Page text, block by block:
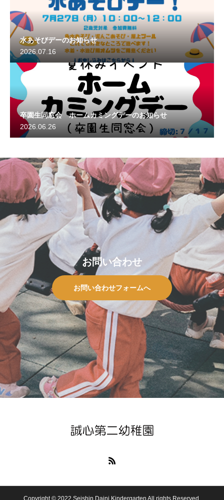
水あそびデーのお知らせ
2026.07.16
卒園生同窓会 ホームカミングデーのお知らせ
2026.06.26
お問い合わせ
お問い合わせフォームへ
Copyright © 2022 Seishin Daini Kindergarten All rights Reserved.